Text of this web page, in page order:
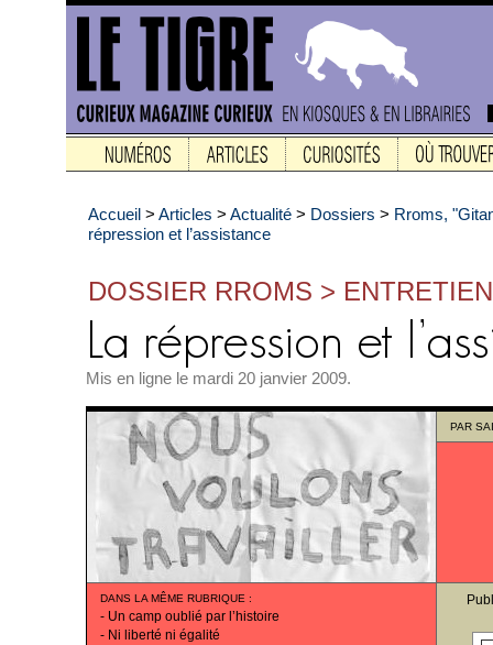
Accueil > Articles > Actualité > Dossiers > Rroms,
répression et l’assistance
DOSSIER RROMS > ENTRETIEN
Mis en ligne le mardi 20 janvier 2009.
PAR
DANS LA MÊME RUBRIQUE :
- Un camp oublié par l’histoire
- Ni liberté ni égalité